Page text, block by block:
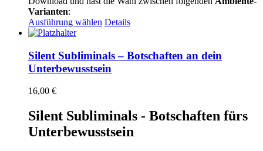
Varianten:
Ausführung wählen Dieses
mehrere
Varianten
auf.
auf
der
Produktseite
Details
Silent Subliminals – Botschaften an dein
Unterbewusstsein
16,00 €
Silent Subliminals - Botschaften fürs
Unterbewusstsein